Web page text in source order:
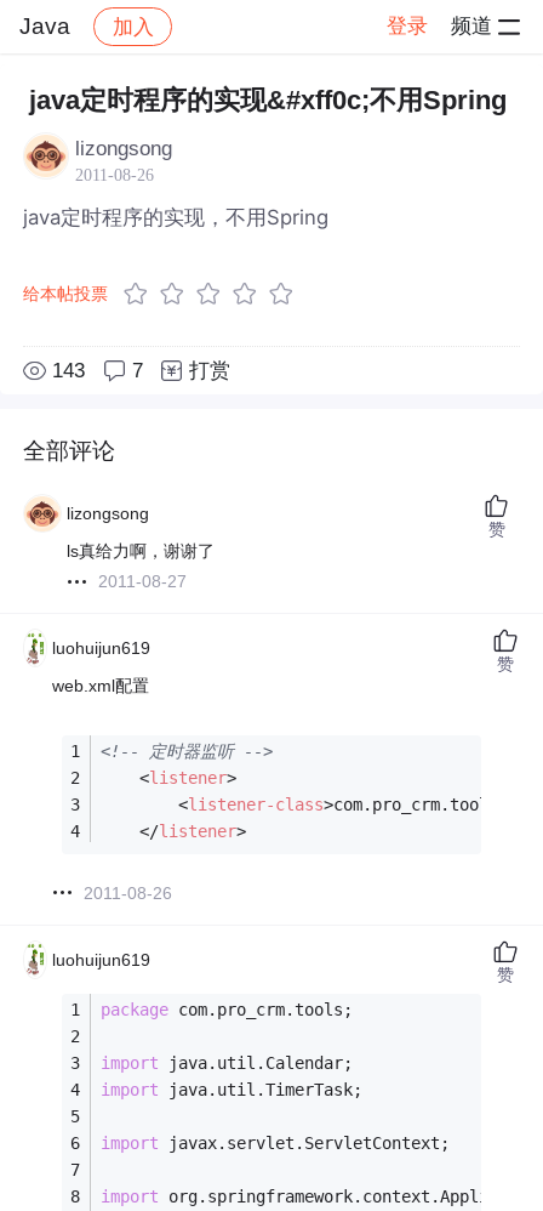
Java 加入 登录 频道
社区 Java 帖子详情
java定时程序的实现&#xff0c;不用Spring
lizongsong
2011-08-26
java定时程序的实现，不用Spring
给本帖投票
143 7 打赏
全部评论
lizongsong
ls真给力啊，谢谢了
2011-08-27
赞
luohuijun619
web.xml配置
<!-- 定时器监听 -->
<listener>
<listener-class>
</listener>
2011-08-26
赞
luohuijun619
package com.pro_crm.tools;
import java.util.Calendar;
import java.util.TimerTask;
import javax.servlet.ServletContext;
import
赞